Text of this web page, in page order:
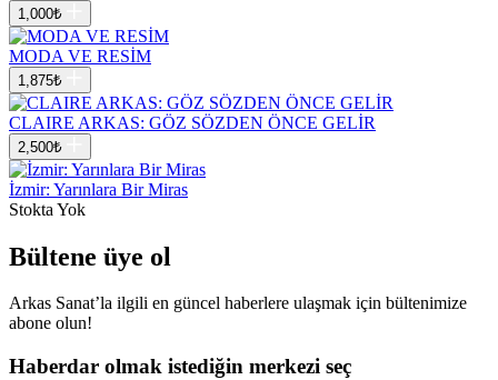
1,000₺
MODA VE RESİM
1,875₺
CLAIRE ARKAS: GÖZ SÖZDEN ÖNCE GELİR
2,500₺
İzmir: Yarınlara Bir Miras
Stokta Yok
Bültene üye ol
Arkas Sanat’la ilgili en güncel haberlere ulaşmak için bültenimize
abone olun!
Haberdar olmak istediğin merkezi seç